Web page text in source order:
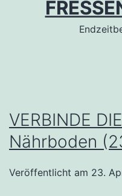
VERBINDE
Nährboden
Veröffentlicht am 23.